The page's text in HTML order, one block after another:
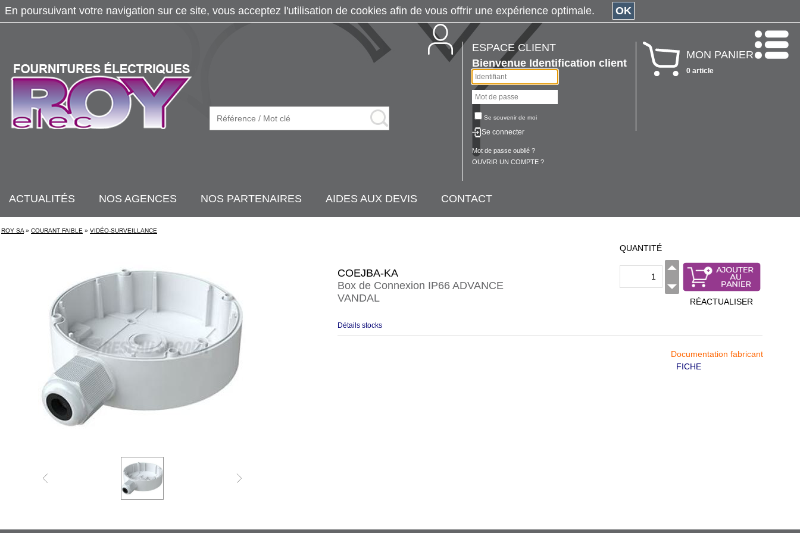
ESPACE CLIENT
Bienvenue Identification client
Se souvenir de moi
Se connecter
Mot de passe oublié ?
OUVRIR UN COMPTE ?
MON PANIER
0 article
ACTUALITÉS NOS AGENCES NOS PARTENAIRES AIDES AUX DEVIS CONTACT
ROY SA » COURANT FAIBLE » VIDÉO-SURVEILLANCE
COEJBA-KA
Box de Connexion IP66 ADVANCE
VANDAL
QUANTITÉ
RÉACTUALISER
Détails stocks
Documentation fabricant
FICHE
En poursuivant votre navigation sur ce site, vous acceptez l'utilisation de cookies afin de vous offrir une expérience optimale. OK